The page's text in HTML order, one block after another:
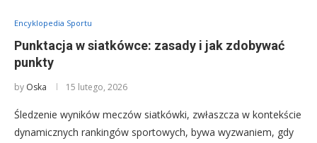
Encyklopedia Sportu
Punktacja w siatkówce: zasady i jak zdobywać
punkty
by Oska 15 lutego, 2026
Śledzenie wyników meczów siatkówki, zwłaszcza w kontekście
dynamicznych rankingów sportowych, bywa wyzwaniem, gdy